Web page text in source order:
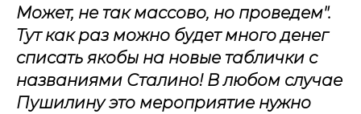
Может, не так массово, но проведем".
Тут как раз можно будет много денег
списать якобы на новые таблички с
названиями Сталино! В любом случае
Пушилину это мероприятие нужно